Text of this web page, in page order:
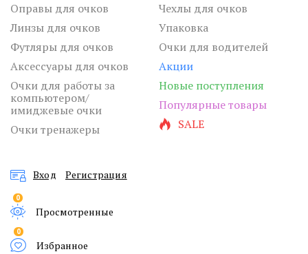
Оправы для очков
Линзы для очков
Футляры для очков
Аксессуары для очков
Очки для работы за
компьютером/
имиджевые очки
Очки тренажеры
Чехлы для очков
Упаковка
Очки для водителей
Акции
Новые поступления
Популярные товары
SALE
Вход Регистрация
0
Просмотренные
0
Избранное